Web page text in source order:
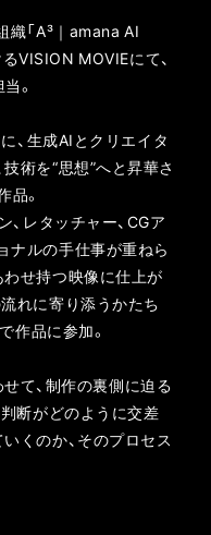
「A³｜amana AI
VISION MOVIEにて、
。
、生成AIとクリエイタ
術を“思想”へと昇華さ
。
レタッチャー、CGア
ナルの手仕事が重ねら
せ持つ映像に仕上が
れに寄り添うかたち
作品に参加。
て、制作の裏側に迫る
断がどのように交差
くのか、そのプロセス